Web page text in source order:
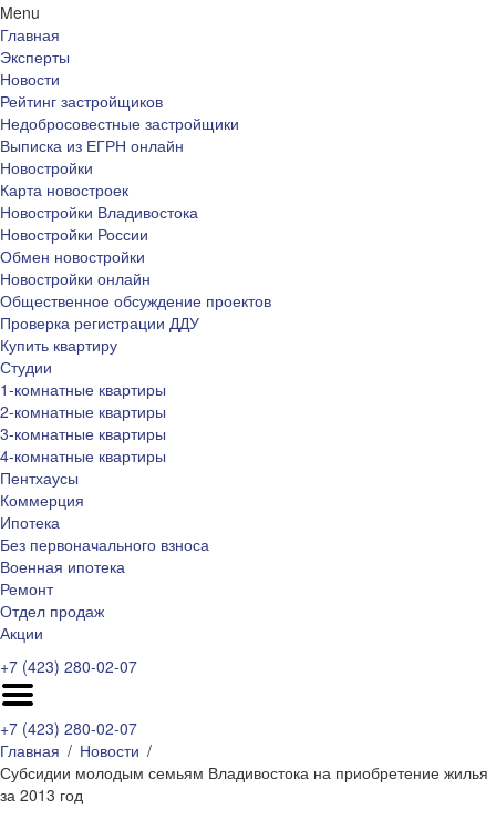
Menu
Главная
Эксперты
Новости
Рейтинг застройщиков
Недобросовестные застройщики
Выписка из ЕГРН онлайн
Новостройки
Карта новостроек
Новостройки Владивостока
Новостройки России
Обмен новостройки
Новостройки онлайн
Общественное обсуждение проектов
Проверка регистрации ДДУ
Купить квартиру
Студии
1-комнатные квартиры
2-комнатные квартиры
3-комнатные квартиры
4-комнатные квартиры
Пентхаусы
Коммерция
Ипотека
Без первоначального взноса
Военная ипотека
Ремонт
Отдел продаж
Акции
+7 (423) 280-02-07
+7 (423) 280-02-07
Главная
Новости
Субсидии молодым семьям Владивостока на приобретение жилья
за 2013 год